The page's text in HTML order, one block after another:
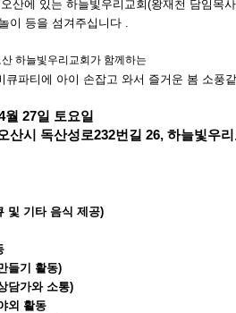
산에 있는 하늘빛우리교회(왕재천 담임목사
이 등을 섬겨주십니다
하늘빛우리교회가 함께하는
큐파티에 아이 손잡고 와서 즐거운 봄 소풍
월 27일 토요일
산시 독산성로232번길 26, 하늘빛우리
및 기타 음식 제공)
들기 활동)
담가와 소통)
외 활동